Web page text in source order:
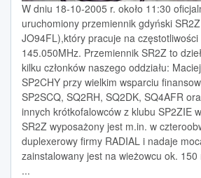
W dniu 18-10-2005 r. około 11:30
uruchomiony przemiennik gdyński
JO94FL),który pracuje na
145.050MHz. Przemiennik SR2Z to
kilku członków naszego oddziału:
SP2CHY przy wielkim wsparciu
SP2SCQ, SQ2RH, SQ2DK, SQ4AFR
innych krótkofalowców z klubu SP2ZIE
SR2Z wyposażony jest m.in. w
duplexerowy firmy RADIAL i nadaje
zainstalowany jest na wieżowcu ok.
...